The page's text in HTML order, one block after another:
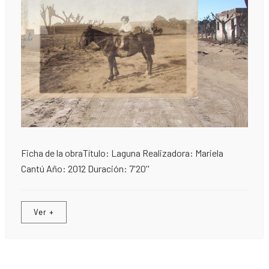
Ficha de la obraTítulo: Laguna Realizadora: Mariela
Cantú Año: 2012 Duración: 7'20''
Ver +